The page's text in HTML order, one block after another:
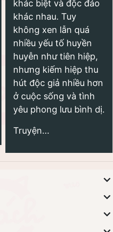
khác biệt và độc đáo
khác nhau. Tuy
không xen lẫn quá
nhiều yếu tố huyền
huyễn như tiên hiệp,
nhưng kiếm hiệp thu
hút độc giả nhiều hơn
ở cuộc sống và tình
yêu phong lưu bình dị.
Truyện...